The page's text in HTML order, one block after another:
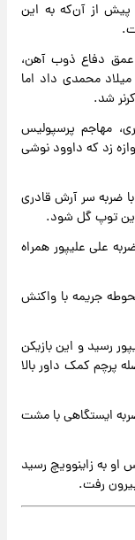
پیش از آن‌که به این
دفاع ذوب آهن،
محمدی داد اما
شد.
مهاجم پرسپولیس
زد که داوود نوشی
ضربه سر آرش قادری
این توپ گل شود.
علی علیپور همراه
جریمه با واکنش
رسید و این بازیکن
پرچم کمک داور بالا
ایستگاهی با مشت
به زاینوویچ رسید
رفت.